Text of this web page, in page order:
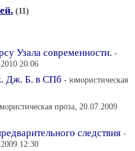
(11)
Узала современности. -
20:06
Дж. Б. в СПб - юмористическая
проза, 20.07.2009
следствия -
12:30